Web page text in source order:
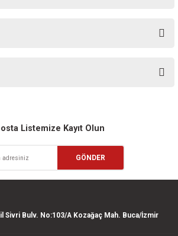
öneri formunu kullanarak tarafımıza
veya görüntülenemiyor.
bilgiler bulunuyor.
bulunuyor.
daha pahalı.
Deneyimini Paylaş
Listemize Kayıt Olun
GÖNDER
Sivri Bulv. No:103/A Kozağaç Mah. Buca/İzmir